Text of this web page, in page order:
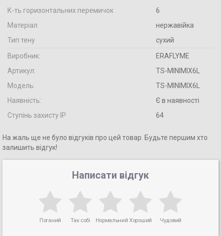
К-ть горизонтальних перемичок
6
Матеріал
нержавійка
Тип тену
сухий
Виробник:
ERAFLYME
Артикул:
TS-MINIMIX6L
Модель:
TS-MINIMIX6L
Наявність:
Є в наявності
Ступінь захисту IP
64
На жаль ще не було відгуків про цей товар. Будьте першим хто
залишить відгук!
Написати відгук
Поганий Так собі Нормальний Хороший Чудовий